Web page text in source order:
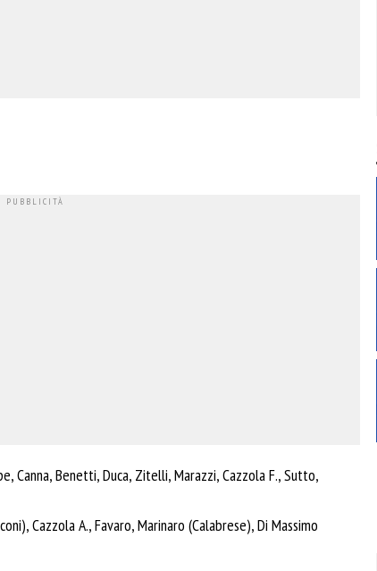
Canna, Benetti, Duca, Zitelli, Marazzi, Cazzola F., Sutto,
Cazzola A., Favaro, Marinaro (Calabrese), Di Massimo